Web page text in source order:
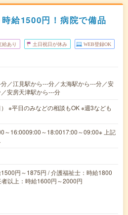
給1500円！病院で備品
給あり 土日祝日が休み WEB登録OK
／江見駅から---分／太海駅から---分／安
安房天津駅から---分
※平日のみなどの相談もOK ※週3なども
～16:0009:00～18:0017:00～09:00※ 上記
円～1875円 / 介護福祉士：時給1800
以上：時給1600円～2000円